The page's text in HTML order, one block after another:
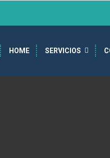
HOME SERVICIOS